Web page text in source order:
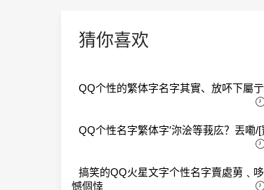
猜你喜欢
QQ个性的繁体字名字其實、放吥下屬
QQ个性名字繁体字′沵浍等莪庅？丟嘞/[
搞笑的QQ火星文字个性名字賣處莮﹑
憾個悻